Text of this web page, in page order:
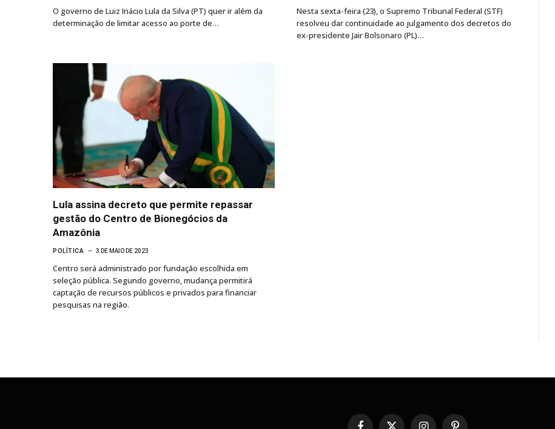
O governo de Luiz Inácio Lula da Silva (PT) quer ir além da
determinação de limitar acesso ao porte de…
Nesta sexta-feira (23), o Supremo Tribunal Federal (STF)
resolveu dar continuidade ao julgamento dos decretos do
ex-presidente Jair Bolsonaro (PL)…
Lula assina decreto que permite repassar
gestão do Centro de Bionegócios da
Amazônia
POLÍTICA 3 DE MAIO DE 2023
Centro será administrado por fundação escolhida em
seleção pública. Segundo governo, mudança permitirá
captação de recursos públicos e privados para financiar
pesquisas na região.